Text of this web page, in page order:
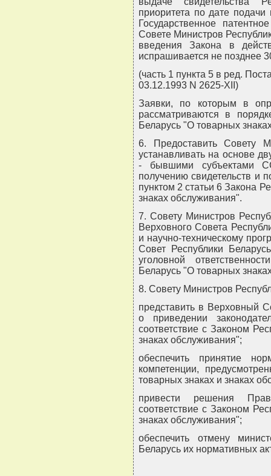
приоритета по дате подачи
Государственное
Совете Министров
введения Закона в
испрашивается не позднее
(часть 1 пункта 5 в ред.
03.12.1993 N 2625-XII)
Заявки, по которым в
рассматриваются в
Беларусь "О товарных
6. Предоставить Совету
устанавливать на основе
- бывшими субъектами
получению свидетельств и
пунктом 2 статьи 6 Закона
знаках обслуживания".
7. Совету Министров
Верховного Совета
и научно-техническому
Совет Республики
уголовной
Беларусь "О товарных
8. Совету Министров
представить в Верховный
о приведении
соответствие с Законом
знаках обслуживания";
обеспечить принятие
компетенции,
товарных знаках и знаках
привести решения
соответствие с Законом
знаках обслуживания";
обеспечить отмену
Беларусь их нормативных